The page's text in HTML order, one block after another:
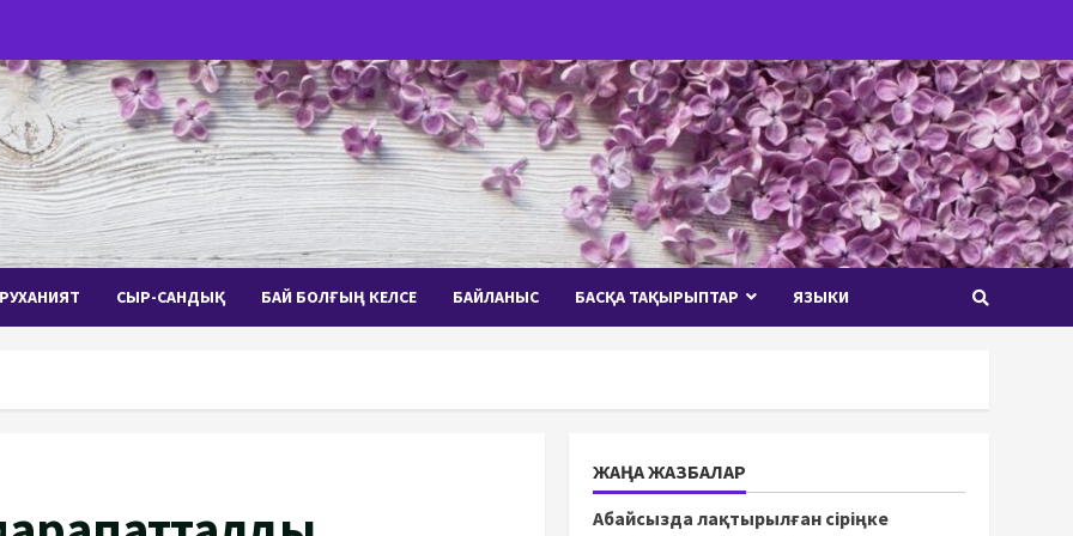
РУХАНИЯТ СЫР-САНДЫҚ БАЙ БОЛҒЫҢ КЕЛСЕ БАЙЛАНЫС БАСҚА ТАҚЫРЫПТАР ЯЗЫКИ
ЖАҢА ЖАЗБАЛАР
Абайсызда лақтырылған сіріңке